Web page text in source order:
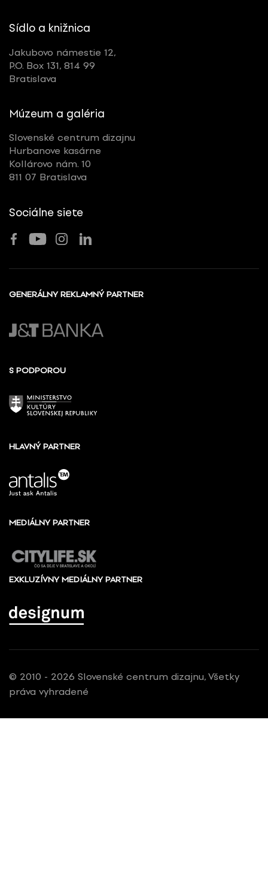
Sídlo a knižnica
Jakubovo námestie 12,
P.O. Box 131, 814 99
Bratislava
Múzeum a galéria
Slovenské centrum dizajnu
Hurbanove kasárne
Kollárovo nám. 10
811 07 Bratislava
Sociálne siete
GENERÁLNY REKLAMNÝ PARTNER
S PODPOROU
HLAVNÝ PARTNER
MEDIÁLNY PARTNER
EXKLUZÍVNY MEDIÁLNY PARTNER
© 2010 - 2026 Slovenské centrum dizajnu, Všetky
práva vyhradené